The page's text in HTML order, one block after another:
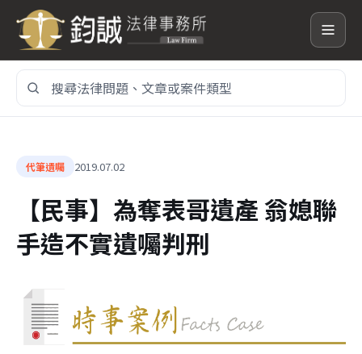
搜
尋
網
容代筆遺囑 2019.07.02
【民事】為奪表哥遺產 翁媳聯
手造不實遺囑判刑